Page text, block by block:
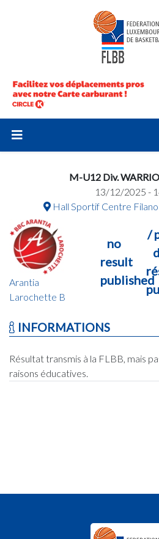
M-U12 Div.
13/12/2025 -
Hall Sportif Centre
Arantia
Larochette B
no
result
published
/
INFORMATIONS
Résultat transmis à la FLBB, mais
raisons éducatives.